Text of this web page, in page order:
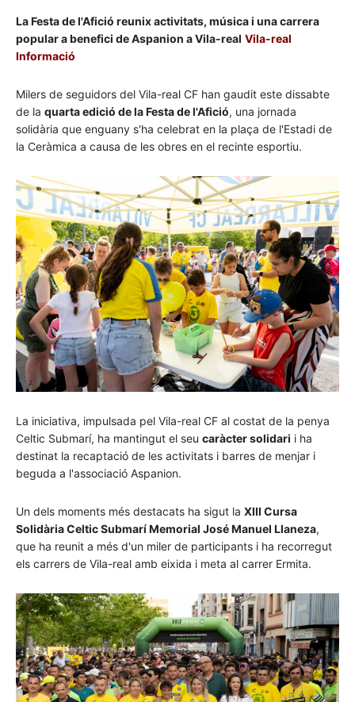
La Festa de l'Afició reunix activitats, música i una carrera
popular a benefici de Aspanion a Vila-real Vila-real
Informació
Milers de seguidors del Vila-real CF han gaudit este dissabte
de la quarta edició de la Festa de l'Afició, una jornada
solidària que enguany s'ha celebrat en la plaça de l'Estadi de
la Ceràmica a causa de les obres en el recinte esportiu.
La iniciativa, impulsada pel Vila-real CF al costat de la penya
Celtic Submarí, ha mantingut el seu caràcter solidari i ha
destinat la recaptació de les activitats i barres de menjar i
beguda a l'associació Aspanion.
Un dels moments més destacats ha sigut la XIII Cursa
Solidària Celtic Submarí Memorial José Manuel Llaneza,
que ha reunit a més d'un miler de participants i ha recorregut
els carrers de Vila-real amb eixida i meta al carrer Ermita.